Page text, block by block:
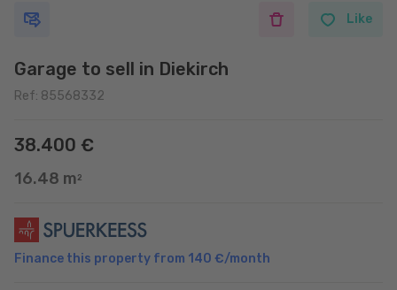
Like
Garage to sell in Diekirch
Ref: 85568332
38.400 €
16.48 m 2
Finance this property from 140 €/month